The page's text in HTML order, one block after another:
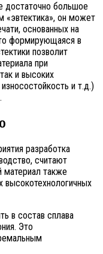
достаточно большое
«эвтектика», он может
основанных на
формирующаяся в
позволит
при
и высоких
и т.д.)
разработка
считают
материал также
высокотехнологичных
в состав сплава
Это